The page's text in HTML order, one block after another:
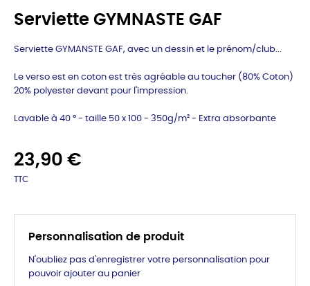
Serviette GYMNASTE GAF
Serviette GYMANSTE GAF, avec un dessin et le prénom/club...
Le verso est en coton est très agréable au toucher (80% Coton)
20% polyester devant pour l'impression.
Lavable à 40 ° - taille 50 x 100 - 350g/m² - Extra absorbante
23,90 €
TTC
Personnalisation de produit
N'oubliez pas d'enregistrer votre personnalisation pour
pouvoir ajouter au panier